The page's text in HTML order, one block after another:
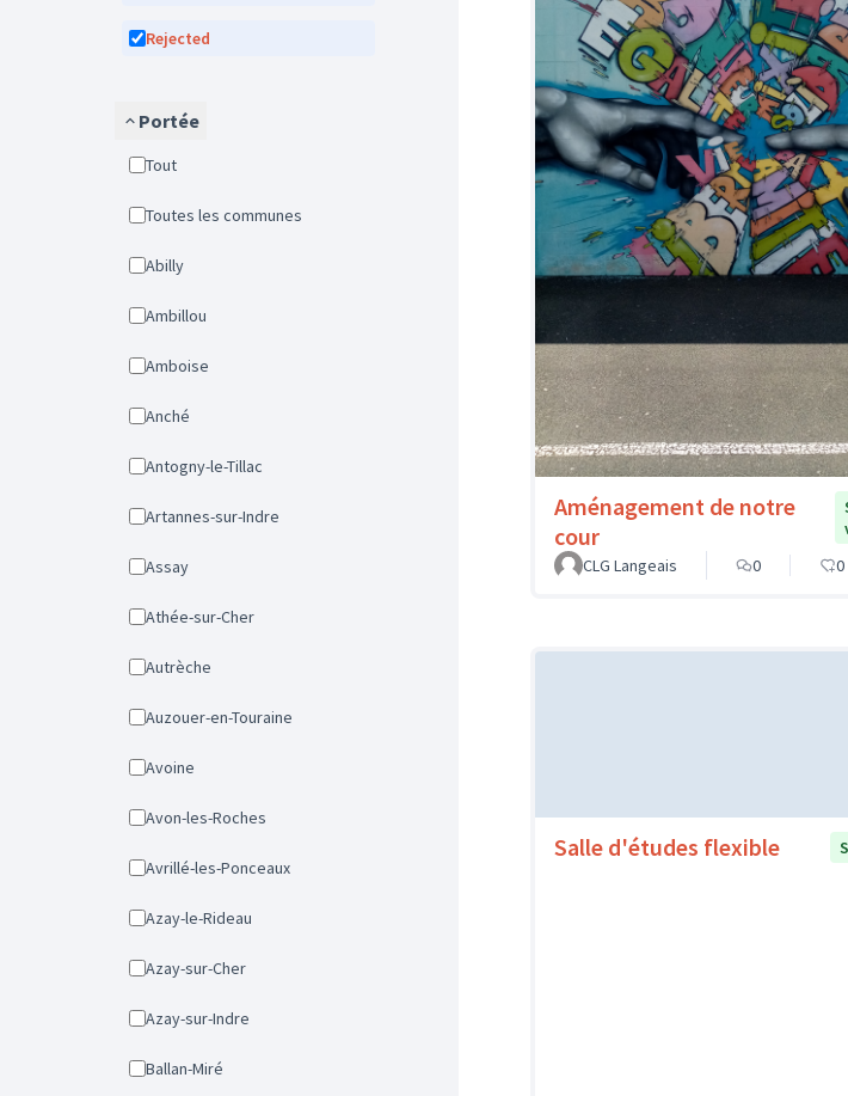
Rejected
Portée
Tout
Toutes les communes
Abilly
Ambillou
Amboise
Anché
Antogny-le-Tillac
Artannes-sur-Indre
Assay
Athée-sur-Cher
Autrèche
Auzouer-en-Touraine
Avoine
Avon-les-Roches
Avrillé-les-Ponceaux
Azay-le-Rideau
Azay-sur-Cher
Azay-sur-Indre
Ballan-Miré
Aménagement de notre
cour
CLG Langeais
0 0
Salle d'études flexible